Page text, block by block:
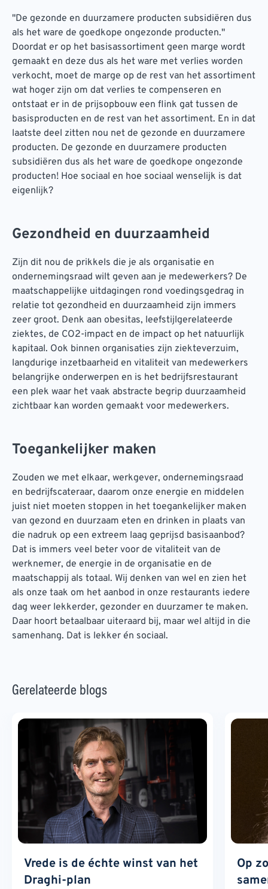
''De gezonde en duurzamere producten subsidiëren dus
als het ware de goedkope ongezonde producten.''
Doordat er op het basisassortiment geen marge wordt
gemaakt en deze dus als het ware met verlies worden
verkocht, moet de marge op de rest van het assortiment
wat hoger zijn om dat verlies te compenseren en
ontstaat er in de prijsopbouw een flink gat tussen de
basisproducten en de rest van het assortiment. En in dat
laatste deel zitten nou net de gezonde en duurzamere
producten. De gezonde en duurzamere producten
subsidiëren dus als het ware de goedkope ongezonde
producten! Hoe sociaal en hoe sociaal wenselijk is dat
eigenlijk?
Gezondheid en duurzaamheid
Zijn dit nou de prikkels die je als organisatie en
ondernemingsraad wilt geven aan je medewerkers? De
maatschappelijke uitdagingen rond voedingsgedrag in
relatie tot gezondheid en duurzaamheid zijn immers
zeer groot. Denk aan obesitas, leefstijlgerelateerde
ziektes, de CO2-impact en de impact op het natuurlijk
kapitaal. Ook binnen organisaties zijn ziekteverzuim,
langdurige inzetbaarheid en vitaliteit van medewerkers
belangrijke onderwerpen en is het bedrijfsrestaurant
een plek waar het vaak abstracte begrip duurzaamheid
zichtbaar kan worden gemaakt voor medewerkers.
Toegankelijker maken
Zouden we met elkaar, werkgever, ondernemingsraad
en bedrijfscateraar, daarom onze energie en middelen
juist niet moeten stoppen in het toegankelijker maken
van gezond en duurzaam eten en drinken in plaats van
die nadruk op een extreem laag geprijsd basisaanbod?
Dat is immers veel beter voor de vitaliteit van de
werknemer, de energie in de organisatie en de
maatschappij als totaal. Wij denken van wel en zien het
als onze taak om het aanbod in onze restaurants iedere
dag weer lekkerder, gezonder en duurzamer te maken.
Daar hoort betaalbaar uiteraard bij, maar wel altijd in die
samenhang. Dat is lekker én sociaal.
Gerelateerde blogs
Vrede is de échte winst van het
Draghi-plan
Op